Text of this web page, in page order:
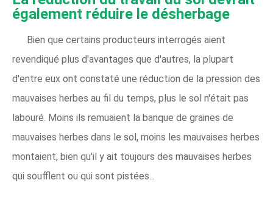
également réduire le désherbage
Bien que certains producteurs interrogés aient
revendiqué plus d'avantages que d'autres, la plupart
d'entre eux ont constaté une réduction de la pression des
mauvaises herbes au fil du temps, plus le sol n'était pas
labouré. Moins ils remuaient la banque de graines de
mauvaises herbes dans le sol, moins les mauvaises herbes
montaient, bien qu'il y ait toujours des mauvaises herbes
qui soufflent ou qui sont pistées...